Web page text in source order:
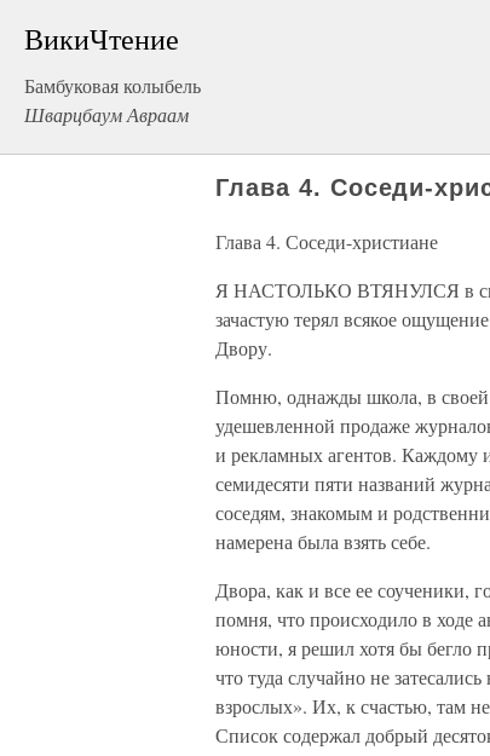
ВикиЧтение
Бамбуковая колыбель
Шварцбаум Авраам
Глава 4. Соседи-
Глава 4. Соседи-христиане
Я НАСТОЛЬКО ВТЯНУЛСЯ в
зачастую терял всякое
Двору.
Помню, однажды школа, в своей
удешевленной продаже
и рекламных агентов. Каждому
семидесяти пяти названий
соседям, знакомым и
намерена была взять себе.
Двора, как и все ее соученики,
помня, что происходило в ходе
юности, я решил хотя бы бегло
что туда случайно не
взрослых». Их, к счастью, там
Список содержал добрый